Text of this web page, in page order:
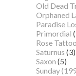
Old Dead
Orphaned
Paradise
Primordial
Rose Tattoo
Saturnus (3)
Saxon (5)
Sunday